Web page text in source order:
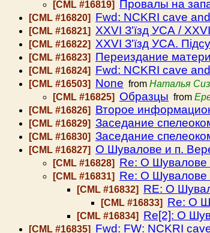
[CML #16819] Провалы на
[CML #16820] Fwd: NCKRI cave
[CML #16821] XХVI З'їзд УСА /
[CML #16822] XXVI З'їзд УСА.
[CML #16823] Переиздание
[CML #16824] Fwd: NCKRI cave
[CML #16503] None from Наталья
[CML #16825] Образцы from
[CML #16826] Второе
[CML #16829] Заседание
[CML #16830] Заседание
[CML #16827] О Шувалове и п.
[CML #16828] Re: О Шувалове
[CML #16831] Re: О Шувалове
[CML #16832] RE: О
[CML #16833] Re: О
[CML #16834] Re[2]: О
[CML #16835] Fwd: FW: NCKRI